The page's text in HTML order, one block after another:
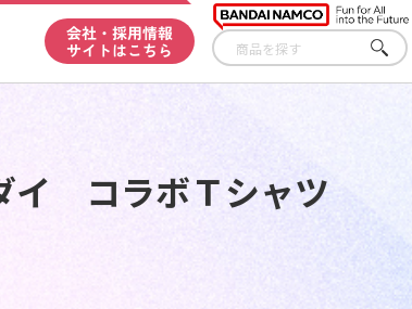
会社・採用情報
サイトはこちら
さが
す
イ コラボＴシャツ